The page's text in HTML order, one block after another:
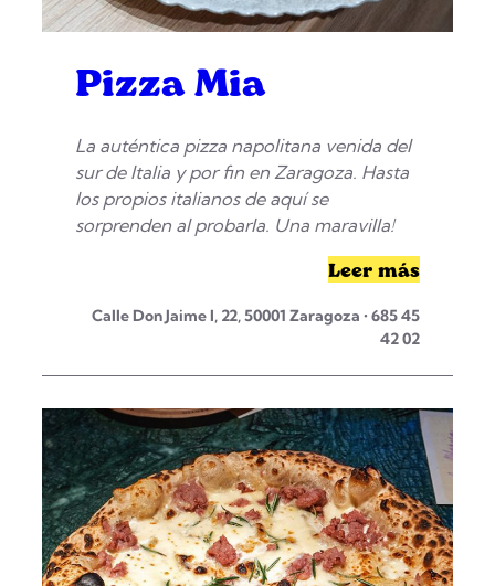
Pizza Mia
La auténtica pizza napolitana venida del
sur de Italia y por fin en Zaragoza. Hasta
los propios italianos de aquí se
sorprenden al probarla. Una maravilla!
Leer más
Calle Don Jaime I, 22, 50001 Zaragoza • 685 45
42 02